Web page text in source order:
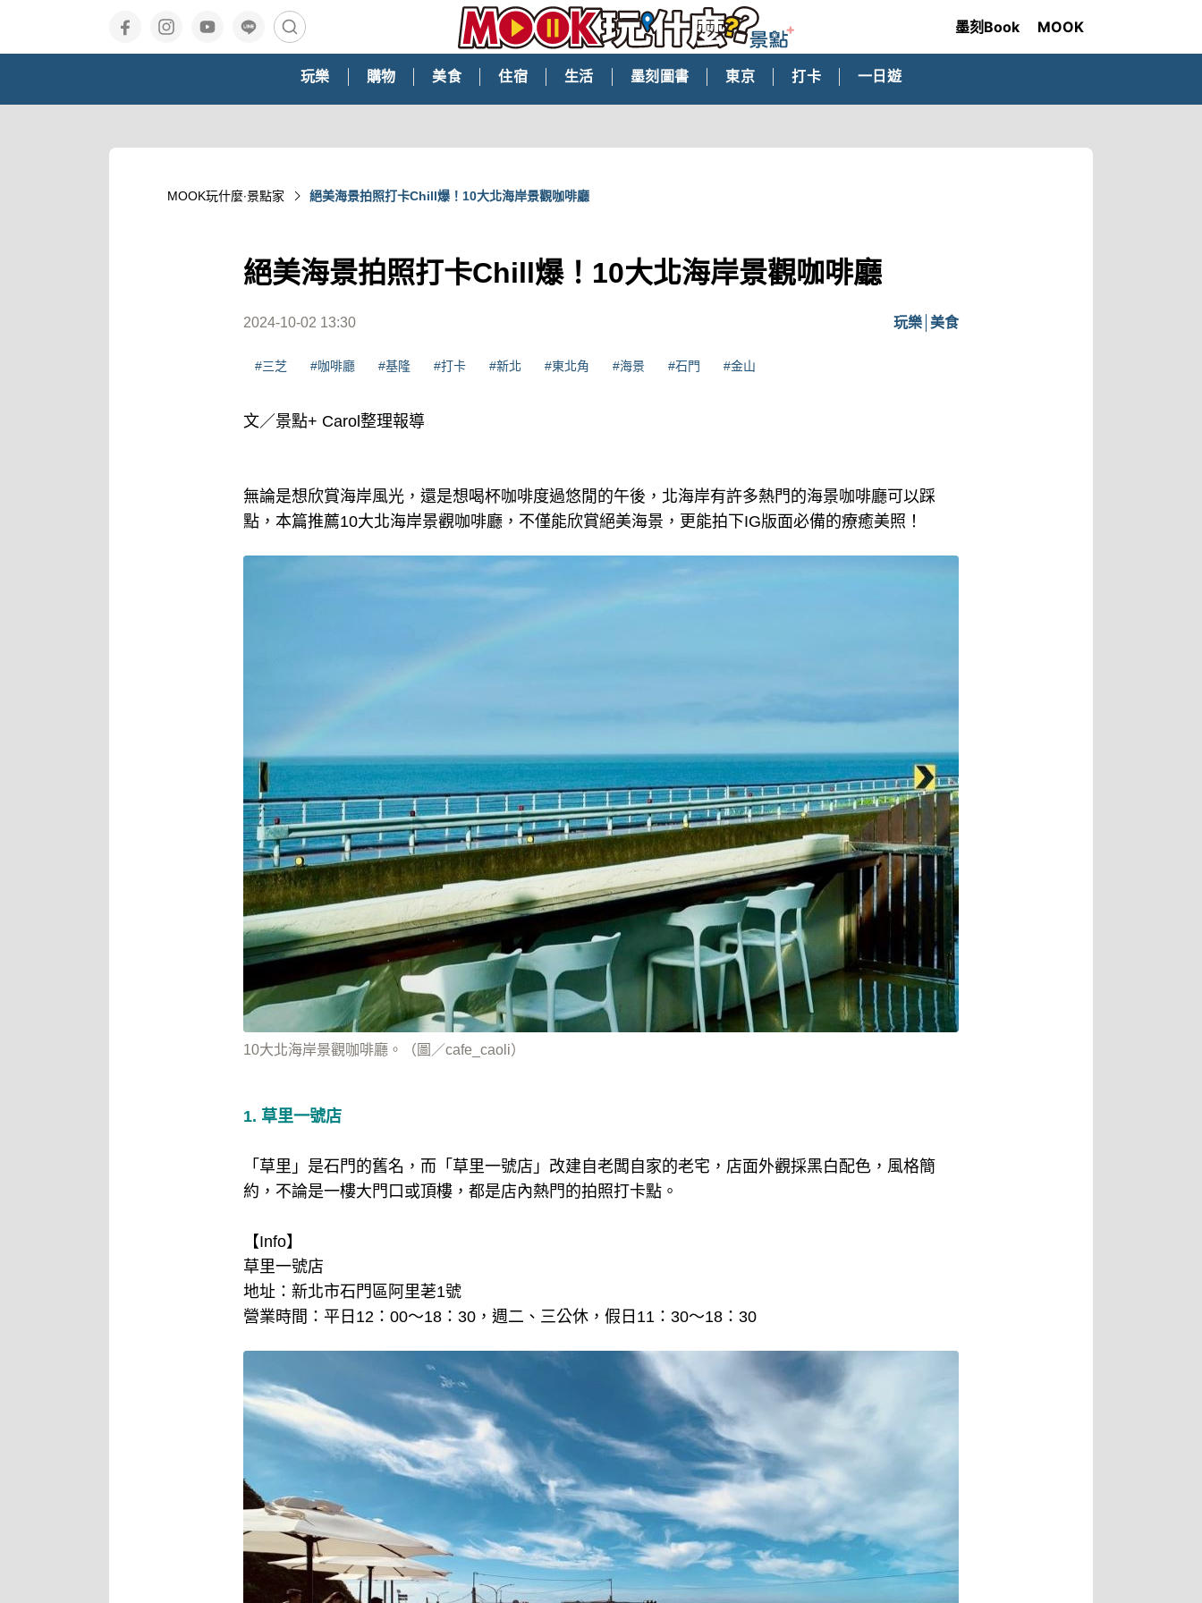
墨刻Book MOOK
玩樂 購物 美食 住宿 生活 墨刻圖書 東京 打卡 一日遊
MOOK玩什麼‧景點家 絕美海景拍照打卡Chill爆！10大北海岸景觀咖啡廳
絕美海景拍照打卡Chill爆！10大北海岸景觀咖啡廳
2024-10-02 13:30 玩樂 美食
#三芝 #咖啡廳 #基隆 #打卡 #新北 #東北角 #海景 #石門 #金山
文／景點+ Carol整理報導
無論是想欣賞海岸風光，還是想喝杯咖啡度過悠閒的午後，北海岸有許多熱門的海景咖啡廳可以踩
點，本篇推薦10大北海岸景觀咖啡廳，不僅能欣賞絕美海景，更能拍下IG版面必備的療癒美照！
10大北海岸景觀咖啡廳。（圖／cafe_caoli）
1. 草里一號店
「草里」是石門的舊名，而「草里一號店」改建自老闆自家的老宅，店面外觀採黑白配色，風格簡
約，不論是一樓大門口或頂樓，都是店內熱門的拍照打卡點。
【Info】
草里一號店
地址：新北市石門區阿里荖1號
營業時間：平日12：00～18：30，週二、三公休，假日11：30～18：30